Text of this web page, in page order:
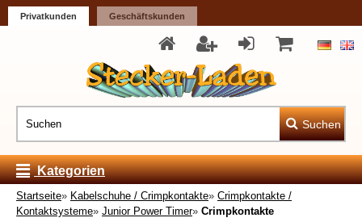
Privatkunden Geschäftskunden
Suchen
Kategorien
Startseite» Kabelschuhe / Crimpkontakte» Crimpkontakte /
Kontaktsysteme» Junior Power Timer» Crimpkontakte